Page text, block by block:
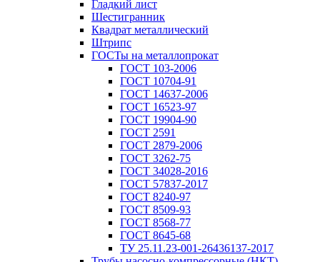
Гладкий лист
Шестигранник
Квадрат металлический
Штрипс
ГОСТы на металлопрокат
ГОСТ 103-2006
ГОСТ 10704-91
ГОСТ 14637-2006
ГОСТ 16523-97
ГОСТ 19904-90
ГОСТ 2591
ГОСТ 2879-2006
ГОСТ 3262-75
ГОСТ 34028-2016
ГОСТ 57837-2017
ГОСТ 8240-97
ГОСТ 8509-93
ГОСТ 8568-77
ГОСТ 8645-68
ТУ 25.11.23-001-26436137-2017